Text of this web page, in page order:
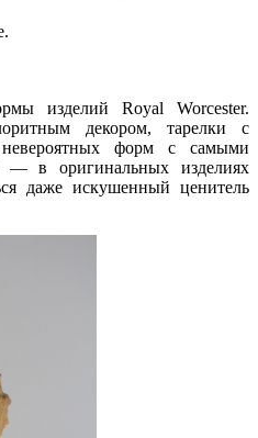
изделий Royal Worcester.
декором, тарелки с
форм с самыми
— в оригинальных изделиях
даже искушенный ценитель